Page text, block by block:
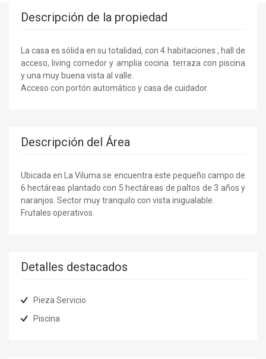
Descripción de la propiedad
La casa es sólida en su totalidad, con 4 habitaciones , hall de
acceso, living comedor y amplia cocina. terraza con piscina
y una muy buena vista al valle.
Acceso con portón automático y casa de cuidador.
Descripción del Área
Ubicada en La Viluma se encuentra este pequeño campo de
6 hectáreas plantado con 5 hectáreas de paltos de 3 años y
naranjos. Sector muy tranquilo con vista inigualable.
Frutales operativos.
Detalles destacados
Pieza Servicio
Piscina